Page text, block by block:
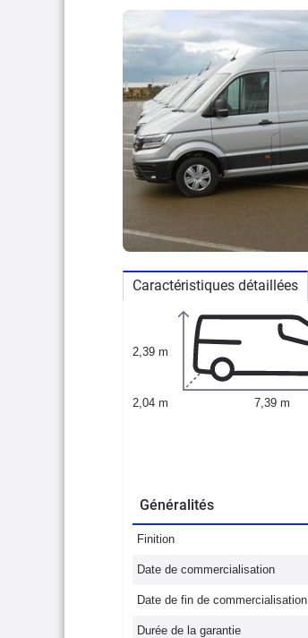
Caractéristiques détaillées
2,39 m
2,04 m 7,39 m
Généralités
Finition
Date de commercialisation
Date de fin de commercialisation
Durée de la garantie